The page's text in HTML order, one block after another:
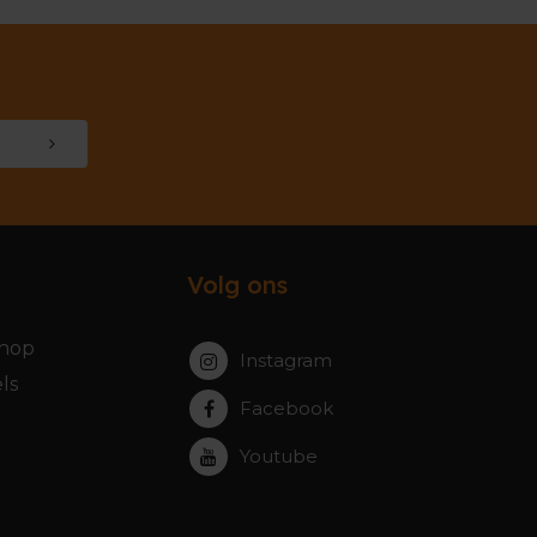
Volg ons
Instagram
Facebook
Youtube